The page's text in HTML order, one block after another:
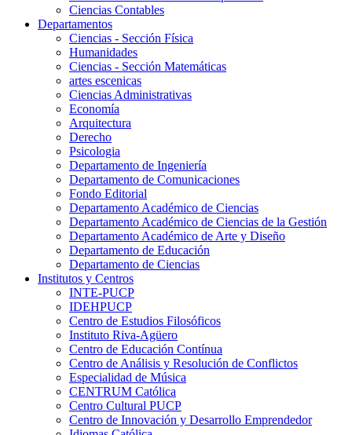
Ciencias Contables
Departamentos
Ciencias - Sección Física
Humanidades
Ciencias - Sección Matemáticas
artes escenicas
Ciencias Administrativas
Economía
Arquitectura
Derecho
Psicologia
Departamento de Ingeniería
Departamento de Comunicaciones
Fondo Editorial
Departamento Académico de Ciencias
Departamento Académico de Ciencias de la Gestión
Departamento Académico de Arte y Diseño
Departamento de Educación
Departamento de Ciencias
Institutos y Centros
INTE-PUCP
IDEHPUCP
Centro de Estudios Filosóficos
Instituto Riva-Agüero
Centro de Educación Contínua
Centro de Análisis y Resolución de Conflictos
Especialidad de Música
CENTRUM Católica
Centro Cultural PUCP
Centro de Innovación y Desarrollo Emprendedor